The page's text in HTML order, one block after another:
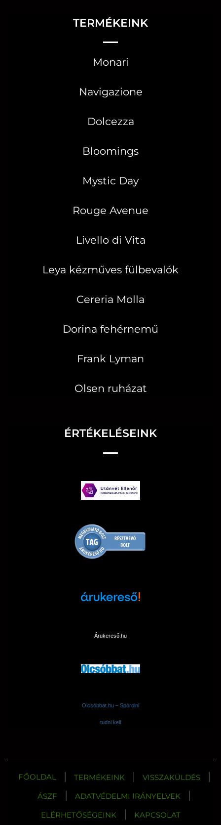
TERMÉKEINK
Monari
Navigazione
Dolcezza
Bloomings
Mystic Day
Rouge Avenue
Livello di Vita
Leya kézműves fülbevalók
Cereria Molla
Dorina fehérnemű
Frank Lyman
Olsen ruházat
ÉRTÉKELÉSEINK
Árukereső.hu
Olcsóbbat.hu – Spórolni
tudni kell
FŐOLDAL | TERMÉKEINK | VISSZAKÜLDÉS |
ÁSZF | ADATVÉDELMI IRÁNYELVEK |
ELÉRHETŐSÉGEINK | KAPCSOLAT